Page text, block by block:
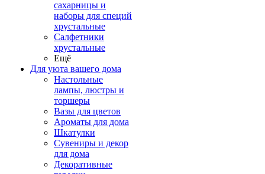
сахарницы и
наборы для специй
хрустальные
Салфетники
хрустальные
Ещё
Для уюта вашего дома
Настольные
лампы, люстры и
торшеры
Вазы для цветов
Ароматы для дома
Шкатулки
Сувениры и декор
для дома
Декоративные